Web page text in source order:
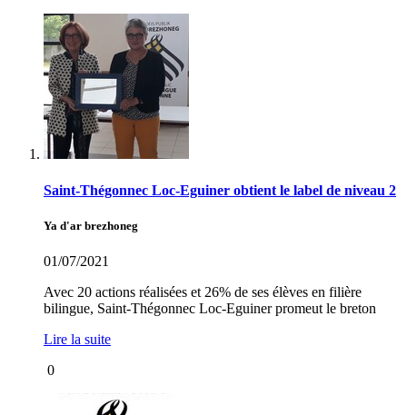
Saint-Thégonnec Loc-Eguiner obtient le label de niveau 2
Ya d'ar brezhoneg
01/07/2021
Avec 20 actions réalisées et 26% de ses élèves en filière
bilingue, Saint-Thégonnec Loc-Eguiner promeut le breton
Lire la suite
0